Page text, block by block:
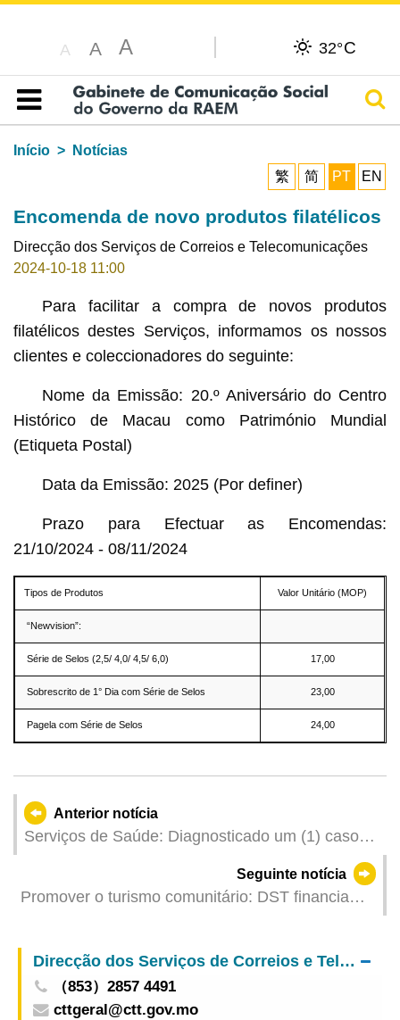
A A A 32°C
Índice
Início
Notícias
繁
简 PT EN
Encomenda de novo produtos filatélicos
Direcção dos Serviços de Correios e Telecomunicações
2024-10-18 11:00
Para facilitar a compra de novos produtos
filatélicos destes Serviços, informamos os nossos
clientes e coleccionadores do seguinte:
Nome da Emissão: 20.º Aniversário do Centro
Histórico de Macau como Património Mundial
(Etiqueta Postal)
Data da Emissão: 2025 (Por definer)
Prazo para Efectuar as Encomendas:
21/10/2024 - 08/11/2024
Tipos de Produtos Valor Unitário (MOP)
“Newvision”:
Série de Selos (2,5/ 4,0/ 4,5/ 6,0) 17,00
Sobrescrito de 1° Dia com Série de Selos 23,00
Pagela com Série de Selos 24,00
Anterior notícia
Serviços de Saúde: Diagnosticado um (1) caso
Seguinte notícia
Promover o turismo comunitário: DST financia
Direcção dos Serviços de Correios e Telecomunicações
（853）2857 4491
cttgeral@ctt.gov.mo